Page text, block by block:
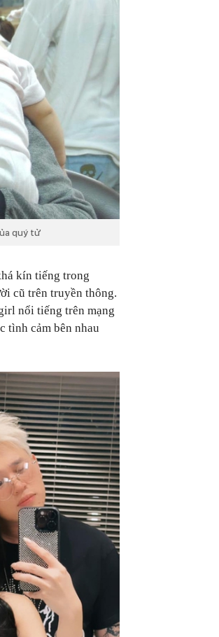
quý tử
kín tiếng trong
cũ trên truyền thông.
nổi tiếng trên mạng
tình cảm bên nhau